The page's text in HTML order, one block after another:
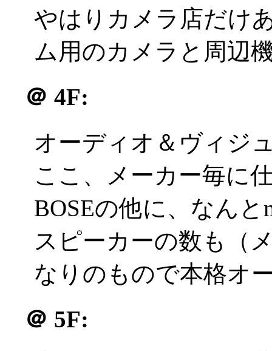
やはりカメラ店だけ
ム用のカメラと周辺
＠ 4F:
オーディオ＆ヴィジ
ここ、メーカー毎に
BOSEの他に、なんと
スピーカーの数も（
なりのもので本格オ
＠ 5F: